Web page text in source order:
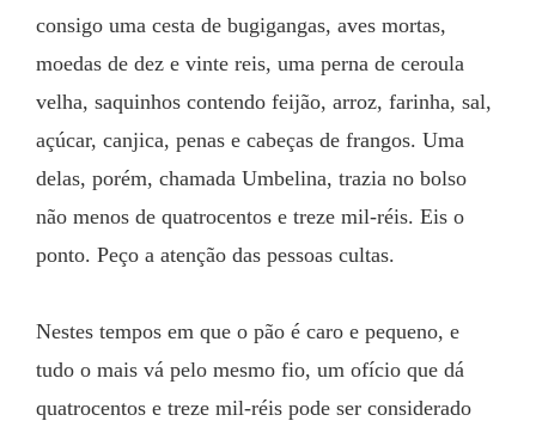
consigo uma cesta de bugigangas, aves mortas,
moedas de dez e vinte reis, uma perna de ceroula
velha, saquinhos contendo feijão, arroz, farinha, sal,
açúcar, canjica, penas e cabeças de frangos. Uma
delas, porém, chamada Umbelina, trazia no bolso
não menos de quatrocentos e treze mil-réis. Eis o
ponto. Peço a atenção das pessoas cultas.
Nestes tempos em que o pão é caro e pequeno, e
tudo o mais vá pelo mesmo fio, um ofício que dá
quatrocentos e treze mil-réis pode ser considerado